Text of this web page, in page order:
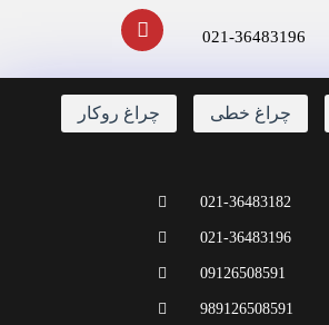
021-36483196
چراغ خطی چراغ روکار
021-36483182
021-36483196
09126508591
989126508591